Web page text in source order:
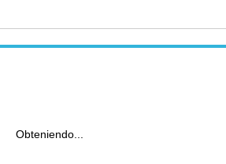
Obteniendo...